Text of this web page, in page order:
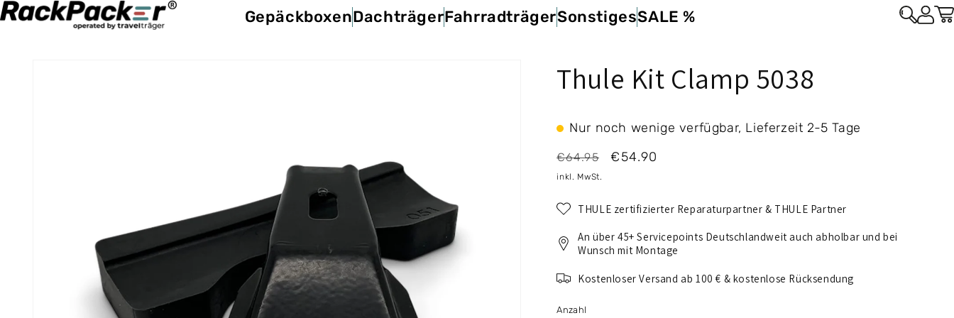
Direkt
zum
GepäckboxenDachträgerFahrradträgerSonstigesSALE %
Thule Kit Clamp 5038
Nur noch wenige verfügbar, Lieferzeit 2-5 Tage
Normaler
Preis
€64.95 Verkaufspreis
€54.90
inkl. MwSt.
THULE zertifizierter Reparaturpartner & THULE Partner
An über 45+ Servicepoints Deutschlandweit auch abholbar und bei
Wunsch mit Montage
Kostenloser Versand ab 100 € & kostenlose Rücksendung
Anzahl